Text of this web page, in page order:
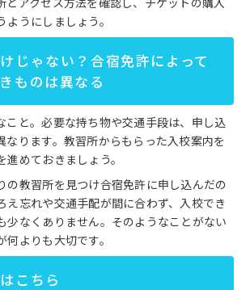
うにしましょう。
じゃない？合宿免許によって
ものは異なる
こと。必要な持ち物や交通手段は、申し込
なります。教習所からもらった入校案内を
めておきましょう。
の教習所を見つけ合宿免許に申し込んだの
え忘れや交通手配が間に合わず、入校でき
少なくありません。そのようなことがない
よりも大切です。
こちら